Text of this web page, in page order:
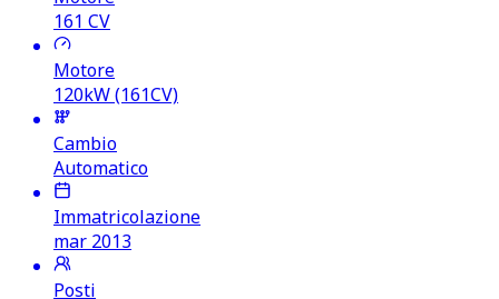
161 CV
Motore
120kW (161CV)
Cambio
Automatico
Immatricolazione
mar 2013
Posti